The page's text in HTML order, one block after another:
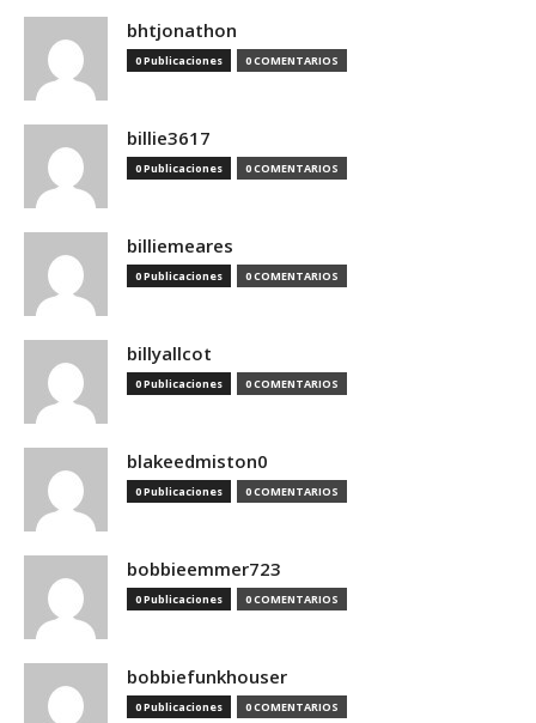
bhtjonathon
0 Publicaciones 0 COMENTARIOS
billie3617
0 Publicaciones 0 COMENTARIOS
billiemeares
0 Publicaciones 0 COMENTARIOS
billyallcot
0 Publicaciones 0 COMENTARIOS
blakeedmiston0
0 Publicaciones 0 COMENTARIOS
bobbieemmer723
0 Publicaciones 0 COMENTARIOS
bobbiefunkhouser
0 Publicaciones 0 COMENTARIOS